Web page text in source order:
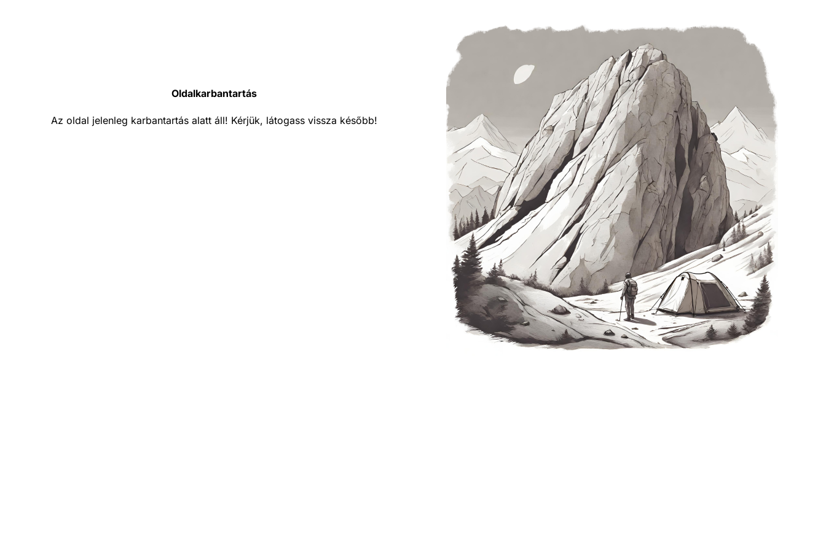
Oldalkarbantartás
Az oldal jelenleg karbantartás alatt áll! Kérjük, látogass vissza később!